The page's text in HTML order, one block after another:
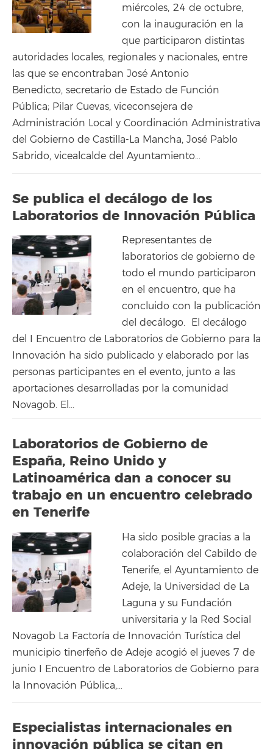
miércoles, 24 de octubre,
con la inauguración en la
que participaron distintas
autoridades locales, regionales y nacionales, entre
las que se encontraban José Antonio
Benedicto, secretario de Estado de Función
Pública; Pilar Cuevas, viceconsejera de
Administración Local y Coordinación Administrativa
del Gobierno de Castilla-La Mancha, José Pablo
Sabrido, vicealcalde del Ayuntamiento…
Se publica el decálogo de los
Laboratorios de Innovación Pública
Representantes de
laboratorios de gobierno de
todo el mundo participaron
en el encuentro, que ha
concluido con la publicación
del decálogo. El decálogo
del I Encuentro de Laboratorios de Gobierno para la
Innovación ha sido publicado y elaborado por las
personas participantes en el evento, junto a las
aportaciones desarrolladas por la comunidad
Novagob. El...
Laboratorios de Gobierno de
España, Reino Unido y
Latinoamérica dan a conocer su
trabajo en un encuentro celebrado
en Tenerife
Ha sido posible gracias a la
colaboración del Cabildo de
Tenerife, el Ayuntamiento de
Adeje, la Universidad de La
Laguna y su Fundación
universitaria y la Red Social
Novagob La Factoría de Innovación Turística del
municipio tinerfeño de Adeje acogió el jueves 7 de
junio I Encuentro de Laboratorios de Gobierno para
la Innovación Pública,…
Especialistas internacionales en
innovación pública se citan en